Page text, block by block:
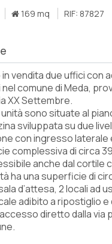
169 mq RIF: 87827
vendita due uffici con
comune di Meda,
XX Settembre.
sono situate al
sviluppata su due
con ingresso laterale
complessiva di circa
anche dal cortile
ha una superficie di
d’attesa, 2 locali ad
adibito a ripostiglio e
diretto dalla via